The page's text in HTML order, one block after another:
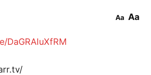
Aa Aa
DaGRAIuXfRM